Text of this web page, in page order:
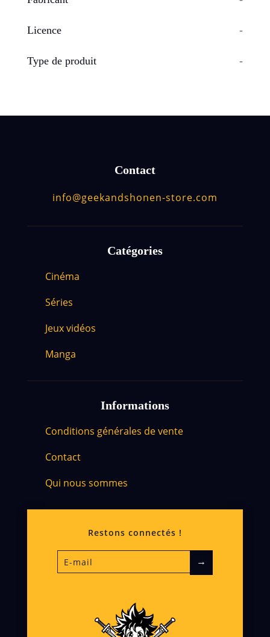
Licence -
Type de produit -
Contact
info@geekandshonen-store.com
Catégories
Cinéma
Séries
Jeux vidéos
Manga
Informations
Conditions générales de vente
Contact
Qui nous sommes
Restons connectés !
→